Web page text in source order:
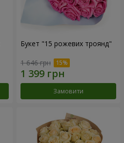
Букет "15 рожевих троянд"
1 646 грн
Замовити